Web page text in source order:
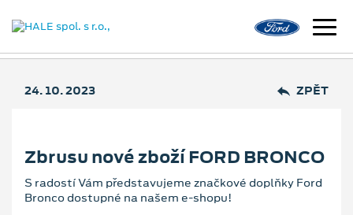
24. 10. 2023 ZPĚT
Zbrusu nové zboží FORD BRONCO
S radostí Vám představujeme značkové doplňky Ford
Bronco dostupné na našem e-shopu!